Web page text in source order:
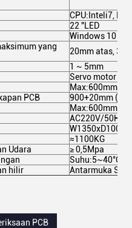
CPU:Inteli7,
22 "LED
Windows 10
yang
20mm atas,
1 ~ 5mm
Servo motor +
Max:600mm/s
PCB
900+20mm
AC220V/50Hz/
≈1100KG
Udara
≥ 0,5Mpa
Suhu:5~40°C,
hilir
Antarmuka
PCB